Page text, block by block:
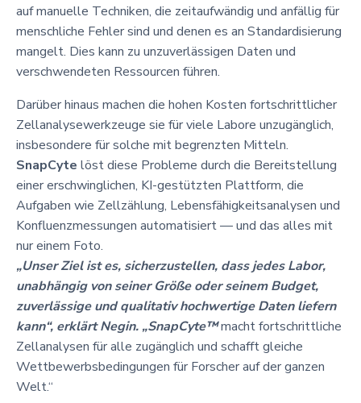
auf manuelle Techniken, die zeitaufwändig und anfällig für
menschliche Fehler sind und denen es an Standardisierung
mangelt. Dies kann zu unzuverlässigen Daten und
verschwendeten Ressourcen führen.
Darüber hinaus machen die hohen Kosten fortschrittlicher
Zellanalysewerkzeuge sie für viele Labore unzugänglich,
insbesondere für solche mit begrenzten Mitteln.
SnapCyte löst diese Probleme durch die Bereitstellung
einer erschwinglichen, KI-gestützten Plattform, die
Aufgaben wie Zellzählung, Lebensfähigkeitsanalysen und
Konfluenzmessungen automatisiert — und das alles mit
nur einem Foto.
„Unser Ziel ist es, sicherzustellen, dass jedes Labor,
unabhängig von seiner Größe oder seinem Budget,
zuverlässige und qualitativ hochwertige Daten liefern
kann“, erklärt Negin. „SnapCyte™macht fortschrittliche
Zellanalysen für alle zugänglich und schafft gleiche
Wettbewerbsbedingungen für Forscher auf der ganzen
Welt.“